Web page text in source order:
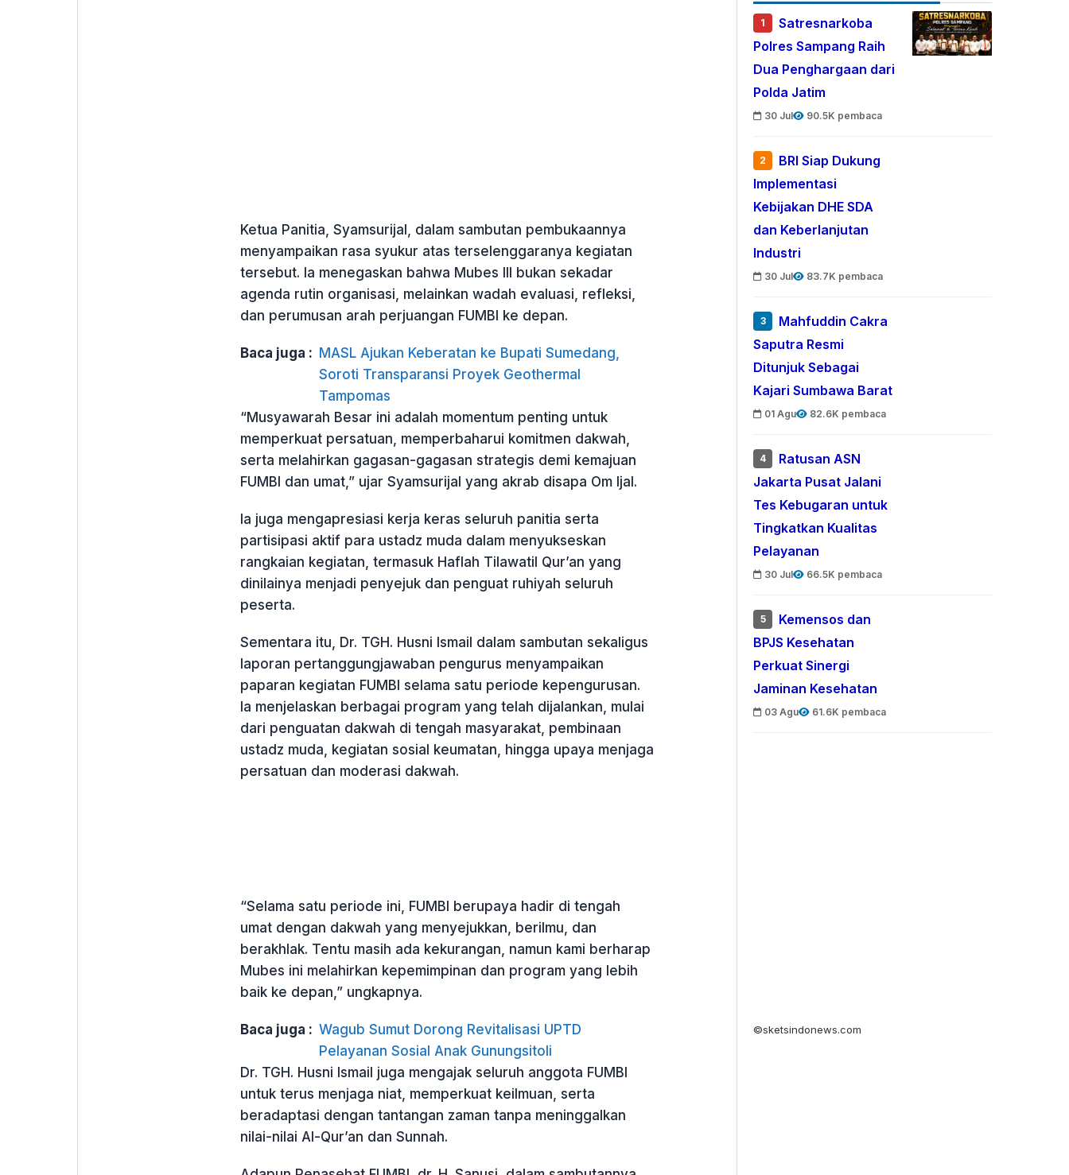
Ketua Panitia, Syamsurijal, dalam sambutan pembukaannya
menyampaikan rasa syukur atas terselenggaranya kegiatan
tersebut. Ia menegaskan bahwa Mubes III bukan sekadar
agenda rutin organisasi, melainkan wadah evaluasi, refleksi,
dan perumusan arah perjuangan FUMBI ke depan.
Baca juga : MASL Ajukan Keberatan ke Bupati Sumedang,
Soroti Transparansi Proyek Geothermal
Tampomas
“Musyawarah Besar ini adalah momentum penting untuk
memperkuat persatuan, memperbaharui komitmen dakwah,
serta melahirkan gagasan-gagasan strategis demi kemajuan
FUMBI dan umat,” ujar Syamsurijal yang akrab disapa Om Ijal.
Ia juga mengapresiasi kerja keras seluruh panitia serta
partisipasi aktif para ustadz muda dalam menyukseskan
rangkaian kegiatan, termasuk Haflah Tilawatil Qur’an yang
dinilainya menjadi penyejuk dan penguat ruhiyah seluruh
peserta.
Sementara itu, Dr. TGH. Husni Ismail dalam sambutan sekaligus
laporan pertanggungjawaban pengurus menyampaikan
paparan kegiatan FUMBI selama satu periode kepengurusan.
Ia menjelaskan berbagai program yang telah dijalankan, mulai
dari penguatan dakwah di tengah masyarakat, pembinaan
ustadz muda, kegiatan sosial keumatan, hingga upaya menjaga
persatuan dan moderasi dakwah.
“Selama satu periode ini, FUMBI berupaya hadir di tengah
umat dengan dakwah yang menyejukkan, berilmu, dan
berakhlak. Tentu masih ada kekurangan, namun kami berharap
Mubes ini melahirkan kepemimpinan dan program yang lebih
baik ke depan,” ungkapnya.
Baca juga : Wagub Sumut Dorong Revitalisasi UPTD
Pelayanan Sosial Anak Gunungsitoli
Dr. TGH. Husni Ismail juga mengajak seluruh anggota FUMBI
untuk terus menjaga niat, memperkuat keilmuan, serta
beradaptasi dengan tantangan zaman tanpa meninggalkan
nilai-nilai Al-Qur’an dan Sunnah.
1
Satresnarkoba
Polres Sampang Raih
Dua Penghargaan dari
Polda Jatim
30 Jul 90.5K pembaca
2
BRI Siap Dukung
Implementasi
Kebijakan DHE SDA
dan Keberlanjutan
Industri
30 Jul 83.7K pembaca
3
Mahfuddin Cakra
Saputra Resmi
Ditunjuk Sebagai
Kajari Sumbawa Barat
01 Agu 82.6K pembaca
4
Ratusan ASN
Jakarta Pusat Jalani
Tes Kebugaran untuk
Tingkatkan Kualitas
Pelayanan
30 Jul 66.5K pembaca
5
Kemensos dan
BPJS Kesehatan
Perkuat Sinergi
Jaminan Kesehatan
03 Agu 61.6K pembaca
©sketsindonews.com